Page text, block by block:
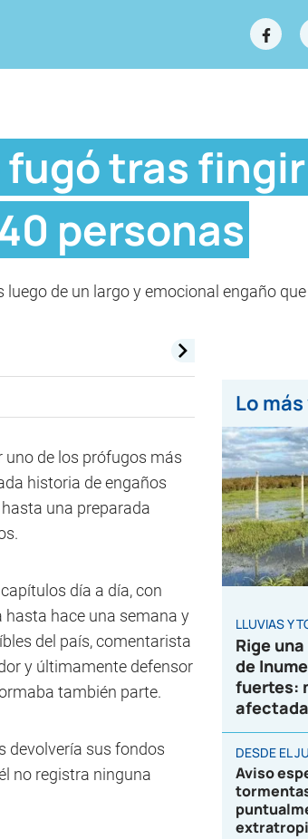
tras
personas
de un largo y emocional engaño
uno de los prófugos más
historia de engaños
una preparada
día a día, con
hasta hace una semana y
del país, comentarista
y últimamente defensor
también parte.
devolvería sus fondos
no registra ninguna
Lo
LLUVIAS Y
Rige
de
fuertes:
DESDE EL
Aviso